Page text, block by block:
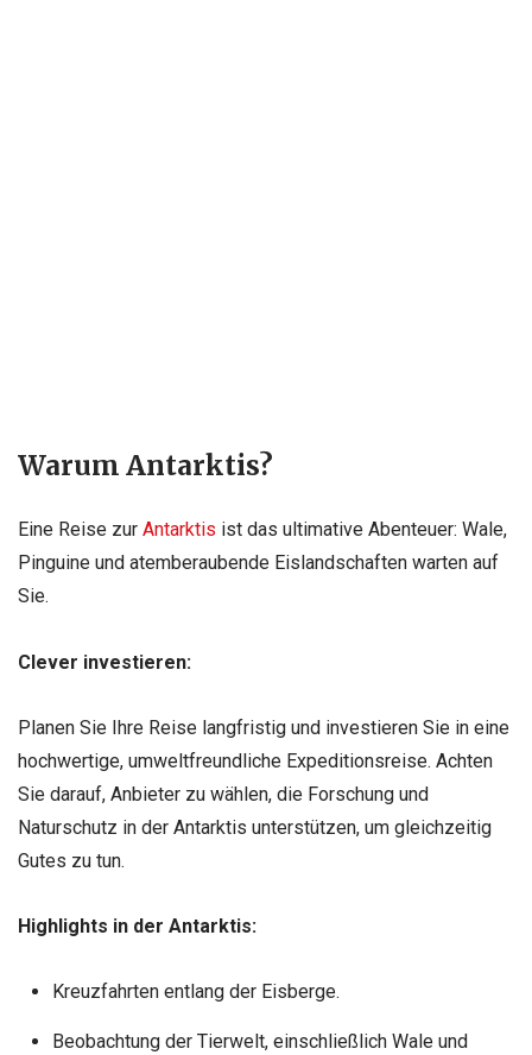
Warum Antarktis?
Eine Reise zur Antarktis ist das ultimative Abenteuer: Wale,
Pinguine und atemberaubende Eislandschaften warten auf
Sie.
Clever investieren:
Planen Sie Ihre Reise langfristig und investieren Sie in eine
hochwertige, umweltfreundliche Expeditionsreise. Achten
Sie darauf, Anbieter zu wählen, die Forschung und
Naturschutz in der Antarktis unterstützen, um gleichzeitig
Gutes zu tun.
Highlights in der Antarktis:
Kreuzfahrten entlang der Eisberge.
Beobachtung der Tierwelt, einschließlich Wale und